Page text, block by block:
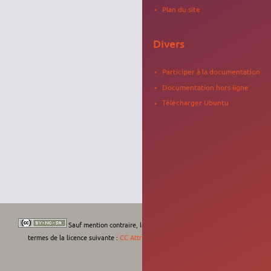
Sauf mention contraire, le contenu de ce wiki est placé sous les
termes de la licence suivante : CC Attribution-Noncommercial-Share Alike 4.0
Plan du site
Divers
Participer à la documentation
Documentation hors ligne
Télécharger Ubuntu